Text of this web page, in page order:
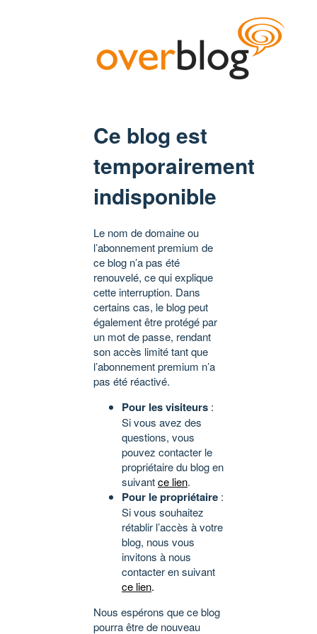
Ce blog est
temporairement
indisponible
Le nom de domaine ou
l’abonnement premium de
ce blog n’a pas été
renouvelé, ce qui explique
cette interruption. Dans
certains cas, le blog peut
également être protégé par
un mot de passe, rendant
son accès limité tant que
l’abonnement premium n’a
pas été réactivé.
Pour les visiteurs :
Si vous avez des
questions, vous
pouvez contacter le
propriétaire du blog en
suivantce lien.
Pour le propriétaire :
Si vous souhaitez
rétablir l’accès à votre
blog, nous vous
invitons à nous
contacter en suivant
ce lien.
Nous espérons que ce blog
pourra être de nouveau